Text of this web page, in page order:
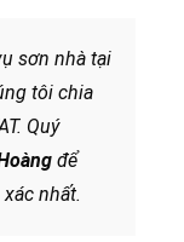
sơn nhà tại
tôi chia
Quý
để
nhất.